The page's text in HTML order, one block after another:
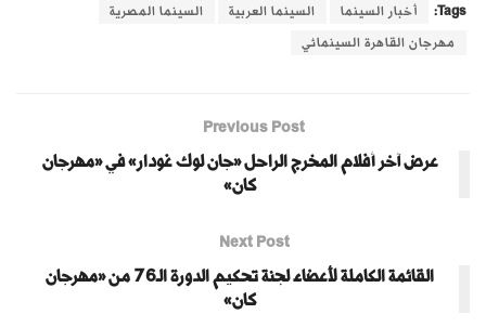
Tags: أخبار السينما السينما العربية السينما المصرية
مهرجان القاهرة السينمائي
Previous Post
عرض آخر أفلام المخرج الراحل «جان لوك غودار» في «مهرجان
كان»
Next Post
القائمة الكاملة لأعضاء لجنة تحكيم الدورة الـ76 من «مهرجان
كان»